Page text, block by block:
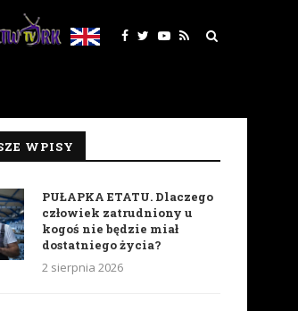
WPISY
PUŁAPKA ETATU. Dlaczego
człowiek zatrudniony u
kogoś nie będzie miał
dostatniego życia?
2 sierpnia 2026